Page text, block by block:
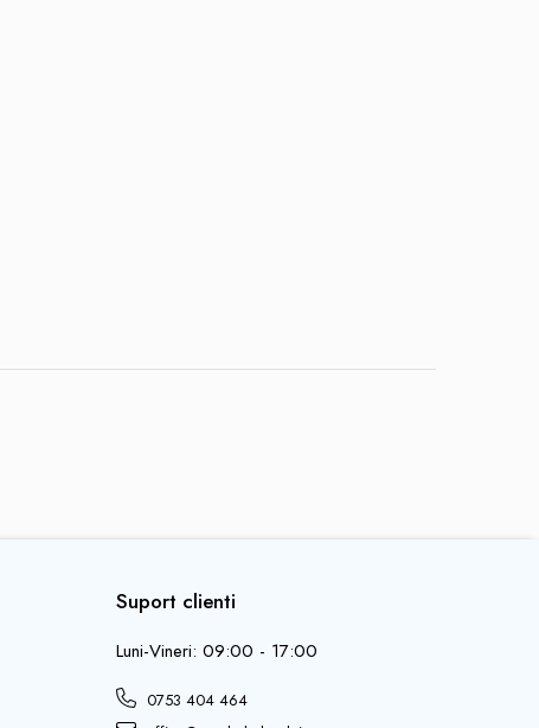
Suport clienti
Luni-Vineri: 09:00 - 17:00
0753 404 464